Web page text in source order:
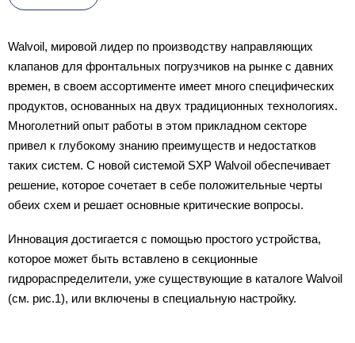
Walvoil, мировой лидер по производству направляющих
клапанов для фронтальных погрузчиков на рынке с давних
времен, в своем ассортименте имеет много специфических
продуктов, основанных на двух традиционных технологиях.
Многолетний опыт работы в этом прикладном секторе
привел к глубокому знанию преимуществ и недостатков
таких систем. С новой системой SXP Walvoil обеспечивает
решение, которое сочетает в себе положительные черты
обеих схем и решает основные критические вопросы.
Инновация достигается с помощью простого устройства,
которое может быть вставлено в секционные
гидрораспределители, уже существующие в каталоге Walvoil
(см. рис.1), или включены в специальную настройку.